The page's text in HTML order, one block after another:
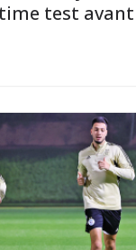
test avant